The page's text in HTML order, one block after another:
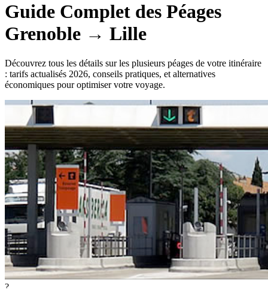
Guide Complet des Péages
Grenoble → Lille
Découvrez tous les détails sur les plusieurs péages de votre itinéraire
: tarifs actualisés 2026, conseils pratiques, et alternatives
économiques pour optimiser votre voyage.
?